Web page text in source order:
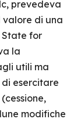
prevedeva
valore di una
State for
la
utili ma
esercitare
modifiche